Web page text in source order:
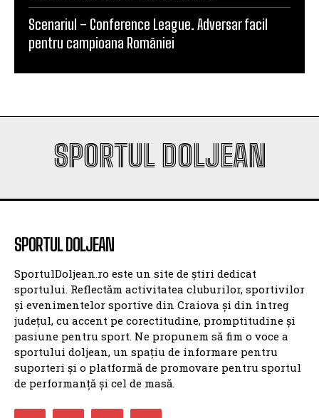
sintetic va fi o provocare pentru noi”
Scenariul – Conference League. Adversar facil
pentru campioana României
SPORTUL DOLJEAN
SportulDoljean.ro este un site de știri dedicat
sportului. Reflectăm activitatea cluburilor, sportivilor
și evenimentelor sportive din Craiova și din întreg
județul, cu accent pe corectitudine, promptitudine și
pasiune pentru sport. Ne propunem să fim o voce a
sportului doljean, un spațiu de informare pentru
suporteri și o platformă de promovare pentru sportul
de performanță și cel de masă.